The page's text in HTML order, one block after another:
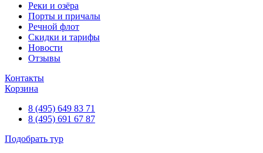
Реки и озёра
Порты и причалы
Речной флот
Скидки и тарифы
Новости
Отзывы
Контакты
Корзина
8 (495) 649 83 71
8 (495) 691 67 87
Подобрать тур